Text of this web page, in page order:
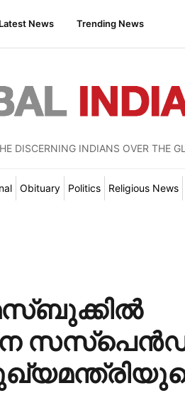
Latest News Trending News
DISCERNING INDIANS OVER THE
Obituary Politics Religious News